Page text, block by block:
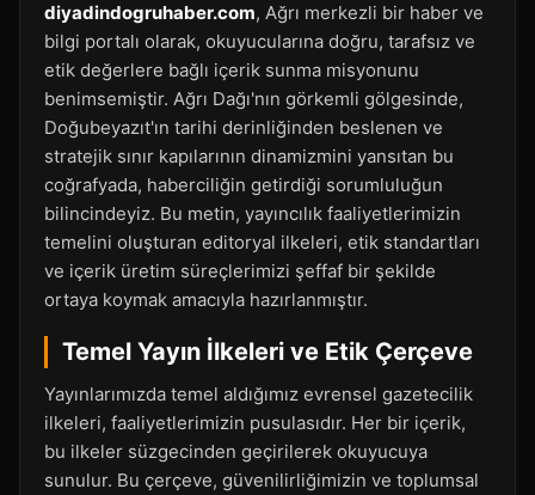
diyadindogruhaber.com, Ağrı merkezli bir haber ve
bilgi portalı olarak, okuyucularına doğru, tarafsız ve
etik değerlere bağlı içerik sunma misyonunu
benimsemiştir. Ağrı Dağı'nın görkemli gölgesinde,
Doğubeyazıt'ın tarihi derinliğinden beslenen ve
stratejik sınır kapılarının dinamizmini yansıtan bu
coğrafyada, haberciliğin getirdiği sorumluluğun
bilincindeyiz. Bu metin, yayıncılık faaliyetlerimizin
temelini oluşturan editoryal ilkeleri, etik standartları
ve içerik üretim süreçlerimizi şeffaf bir şekilde
ortaya koymak amacıyla hazırlanmıştır.
Temel Yayın İlkeleri ve Etik Çerçeve
Yayınlarımızda temel aldığımız evrensel gazetecilik
ilkeleri, faaliyetlerimizin pusulasıdır. Her bir içerik,
bu ilkeler süzgecinden geçirilerek okuyucuya
sunulur. Bu çerçeve, güvenilirliğimizin ve toplumsal